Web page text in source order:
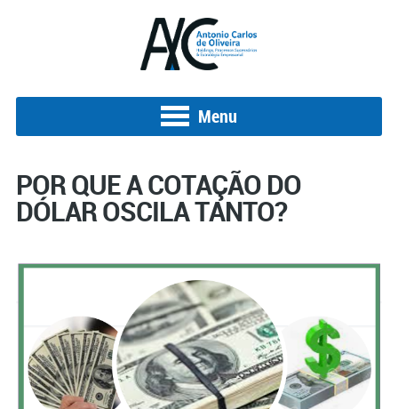
Menu
POR QUE A COTAÇÃO DO
DÓLAR OSCILA TANTO?